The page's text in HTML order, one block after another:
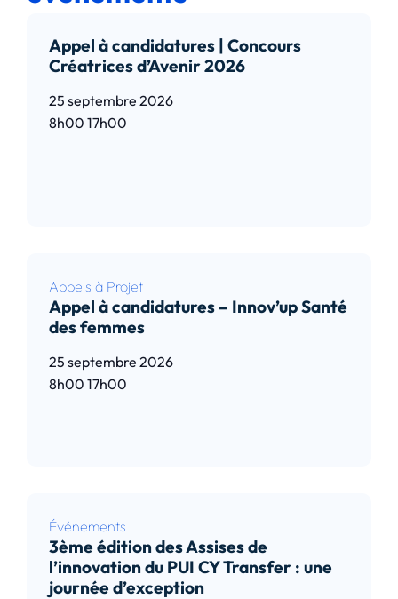
Appel à candidatures | Concours
Créatrices d’Avenir 2026
25 septembre 2026
8h00 17h00
Appels à Projet
Appel à candidatures – Innov’up Santé
des femmes
25 septembre 2026
8h00 17h00
Événements
3ème édition des Assises de
l’innovation du PUI CY Transfer : une
journée d’exception